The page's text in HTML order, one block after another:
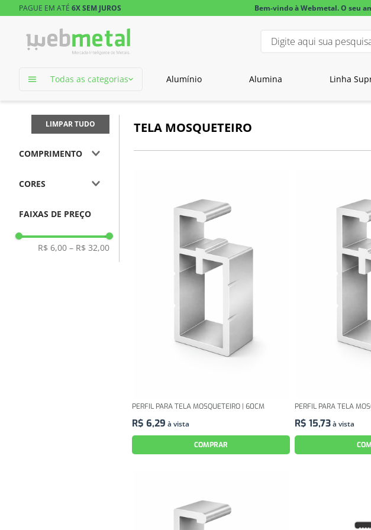
PAGUE EM ATÉ 6X SEM JUROS Bem-vindo à Webmetal. O seu
Digite aqui sua pesquisa...
Todas as categorias Alumínio Alumina Linha
COMPRIMENTO
1m
CORES
Natural
FAIXAS DE PREÇO
R$ 6,00 – R$ 32,00
LIMPAR TUDO TELA MOSQUETEIRO
PERFIL PARA TELA MOSQUETEIRO | 60CM
R$ 6,29 à vista
COMPRAR
PERFIL PARA TELA
R$ 15,73à vista
1
tubo retangular alumínio
2º tubo